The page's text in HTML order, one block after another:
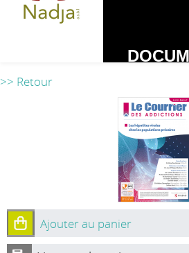
>> Retour
Ajouter au panier